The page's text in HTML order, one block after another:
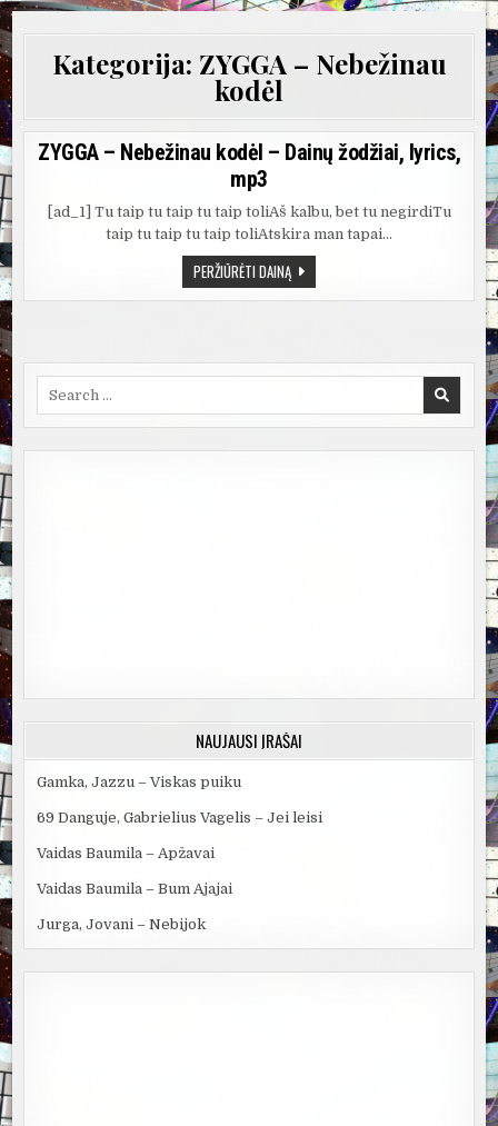
Kategorija: ZYGGA – Nebežinau
kodėl
ZYGGA – Nebežinau kodėl – Dainų žodžiai, lyrics,
mp3
[ad_1] Tu taip tu taip tu taip toliAš kalbu, bet tu negirdiTu
taip tu taip tu taip toliAtskira man tapai…
PERŽIŪRĖTI DAINĄZYGGA
–
NEBEŽINAU
LYRICS,
NAUJAUSI ĮRAŠAI
Gamka, Jazzu – Viskas puiku
69 Danguje, Gabrielius Vagelis – Jei leisi
Vaidas Baumila – Apžavai
Vaidas Baumila – Bum Ajajai
Jurga, Jovani – Nebijok